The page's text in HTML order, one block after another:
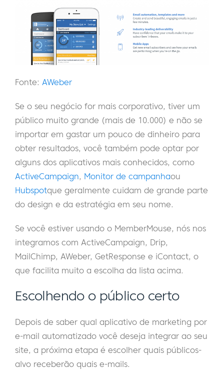
Fonte: AWeber
Se o seu negócio for mais corporativo, tiver um
público muito grande (mais de 10.000) e não se
importar em gastar um pouco de dinheiro para
obter resultados, você também pode optar por
alguns dos aplicativos mais conhecidos, como
ActiveCampaign, Monitor de campanhaou
Hubspotque geralmente cuidam de grande parte
do design e da estratégia em seu nome.
Se você estiver usando o MemberMouse, nós nos
integramos com ActiveCampaign, Drip,
MailChimp, AWeber, GetResponse e iContact, o
que facilita muito a escolha da lista acima.
Escolhendo o público certo
Depois de saber qual aplicativo de marketing por
e-mail automatizado você deseja integrar ao seu
site, a próxima etapa é escolher quais públicos-
alvo receberão quais e-mails.